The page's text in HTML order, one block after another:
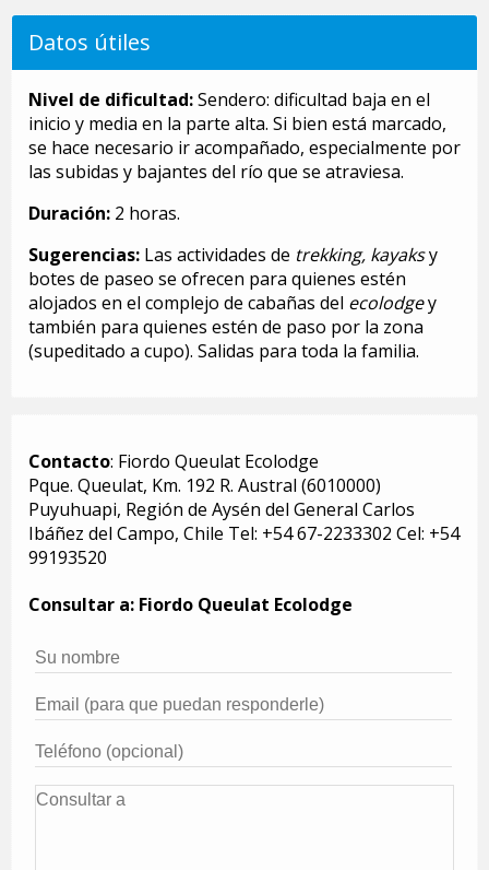
Datos útiles
Nivel de dificultad:Sendero: dificultad baja en el
inicio y media en la parte alta. Si bien está marcado,
se hace necesario ir acompañado, especialmente por
las subidas y bajantes del río que se atraviesa.
Duración: 2 horas.
Sugerencias: Las actividades de trekking, kayaksy
botes de paseo se ofrecen para quienes estén
alojados en el complejo de cabañas del ecolodgey
también para quienes estén de paso por la zona
(supeditado a cupo). Salidas para toda la familia.
Contacto: Fiordo Queulat Ecolodge
Pque. Queulat, Km. 192 R. Austral (6010000)
Puyuhuapi, Región de Aysén del General Carlos
Ibáñez del Campo, Chile Tel: +54 67-2233302 Cel: +54
99193520
Consultar a: Fiordo Queulat Ecolodge